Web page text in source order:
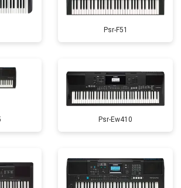
Psr-F51
Psr-Ew410